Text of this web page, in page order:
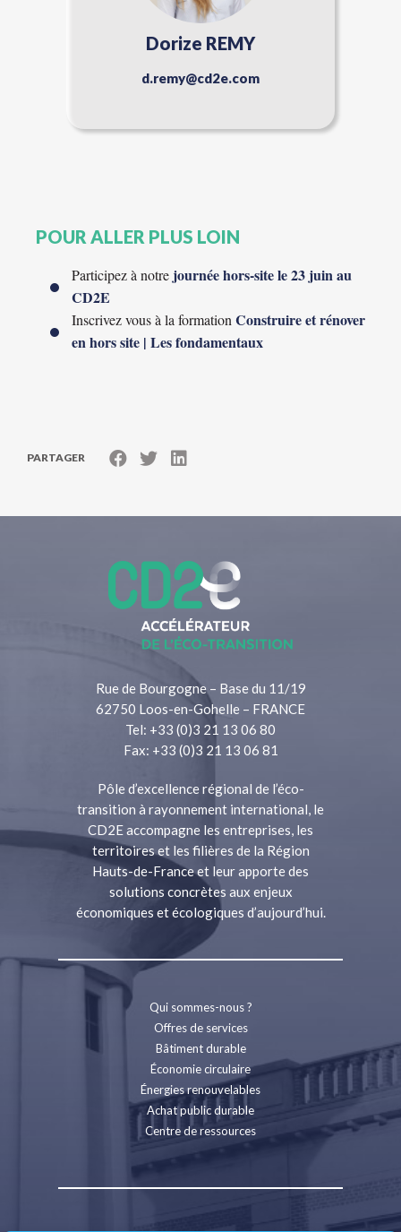
Dorize REMY
d.remy@cd2e.com
POUR ALLER PLUS LOIN
Participez à notre journée hors-site le 23 juin au
CD2E
Inscrivez vous à la formation Construire et rénover
en hors site | Les fondamentaux
PARTAGER
Rue de Bourgogne – Base du 11/19
62750 Loos-en-Gohelle – FRANCE
Tel: +33 (0)3 21 13 06 80
Fax: +33 (0)3 21 13 06 81
Pôle d’excellence régional de l’éco-
transition à rayonnement international, le
CD2E accompagne les entreprises, les
territoires et les filières de la Région
Hauts-de-France et leur apporte des
solutions concrètes aux enjeux
économiques et écologiques d’aujourd’hui.
Qui sommes-nous ?
Offres de services
Bâtiment durable
Économie circulaire
Énergies renouvelables
Achat public durable
Centre de ressources